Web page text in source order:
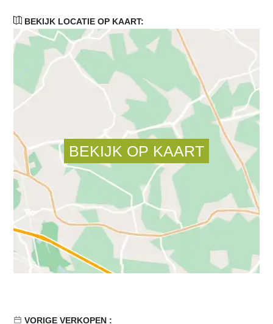
BEKIJK LOCATIE OP KAART:
VORIGE VERKOPEN :